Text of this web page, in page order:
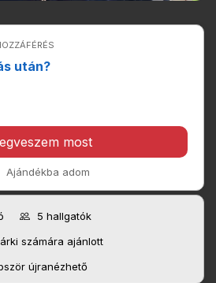
után?
most
Ajándékba adom
5 hallgatók
számára ajánlott
újranézhető